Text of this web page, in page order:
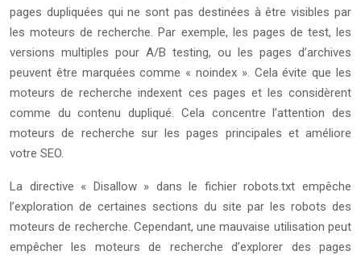
pages dupliquées qui ne sont pas destinées à être visibles par
les moteurs de recherche. Par exemple, les pages de test, les
versions multiples pour A/B testing, ou les pages d’archives
peuvent être marquées comme « noindex ». Cela évite que les
moteurs de recherche indexent ces pages et les considèrent
comme du contenu dupliqué. Cela concentre l’attention des
moteurs de recherche sur les pages principales et améliore
votre SEO.
La directive « Disallow » dans le fichier robots.txt empêche
l’exploration de certaines sections du site par les robots des
moteurs de recherche. Cependant, une mauvaise utilisation peut
empêcher les moteurs de recherche d’explorer des pages